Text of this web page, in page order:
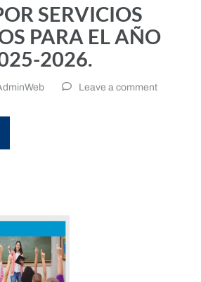
SERVICIOS
PARA EL AÑO
2026.
Leave a comment